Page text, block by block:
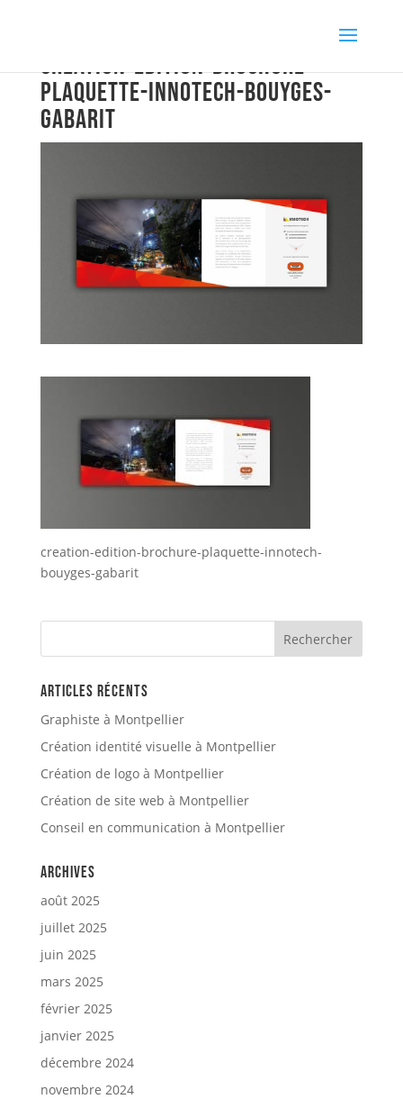
creation-edition-brochure-
plaquette-innotech-bouyges-
gabarit
creation-edition-brochure-plaquette-innotech-
bouyges-gabarit
Articles récents
Graphiste à Montpellier
Création identité visuelle à Montpellier
Création de logo à Montpellier
Création de site web à Montpellier
Conseil en communication à Montpellier
Archives
août 2025
juillet 2025
juin 2025
mars 2025
février 2025
janvier 2025
décembre 2024
novembre 2024